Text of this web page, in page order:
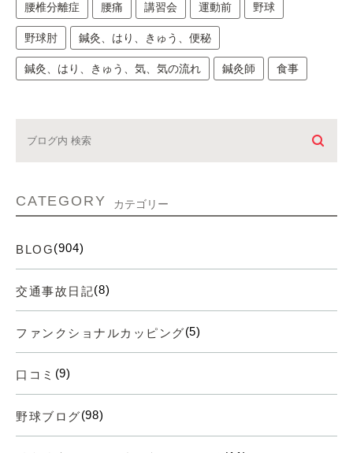
腰椎分離症 腰痛 講習会 運動前 野球
野球肘 鍼灸、はり、きゅう、便秘
鍼灸、はり、きゅう、気、気の流れ 鍼灸師 食事
CATEGORY カテゴリー
BLOG(904)
交通事故日記(8)
ファンクショナルカッピング(5)
口コミ (9)
野球ブログ(98)